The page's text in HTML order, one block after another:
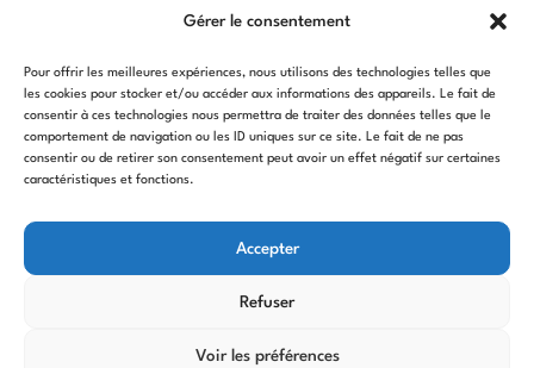
Gérer le consentement
Pour offrir les meilleures expériences, nous utilisons des technologies telles que
les cookies pour stocker et/ou accéder aux informations des appareils. Le fait de
consentir à ces technologies nous permettra de traiter des données telles que le
comportement de navigation ou les ID uniques sur ce site. Le fait de ne pas
consentir ou de retirer son consentement peut avoir un effet négatif sur certaines
caractéristiques et fonctions.
Accepter
Refuser
Voir les préférences
Novembre – Actualités
Septembre – Actualités
Août – Lou Cabanoun – Design Parade
Toulon
Mars – Pierre sèche dans la Nièvre
Janvier – Meilleurs vœux 2023 !